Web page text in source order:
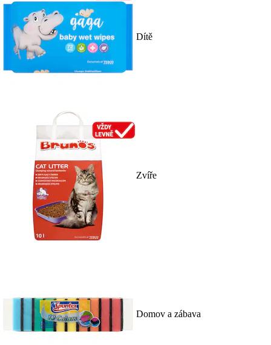
Dítě
Zvíře
Domov a zábava